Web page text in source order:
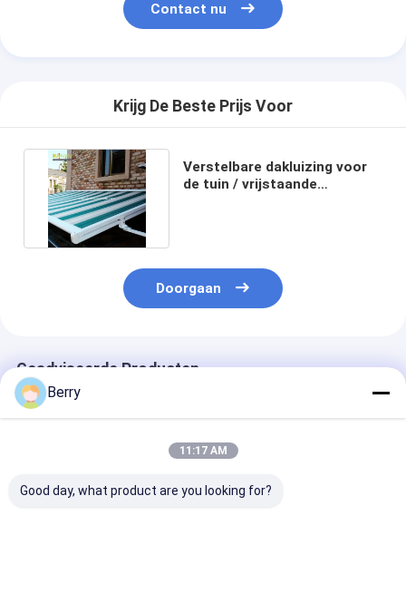
Contact nu
Krijg De Beste Prijs Voor
Verstelbare dakluizing voor
de tuin / vrijstaande
Doorgaan
Geadviseerde Producten
Berry
11:17 AM
Good day, what product are you looking for?